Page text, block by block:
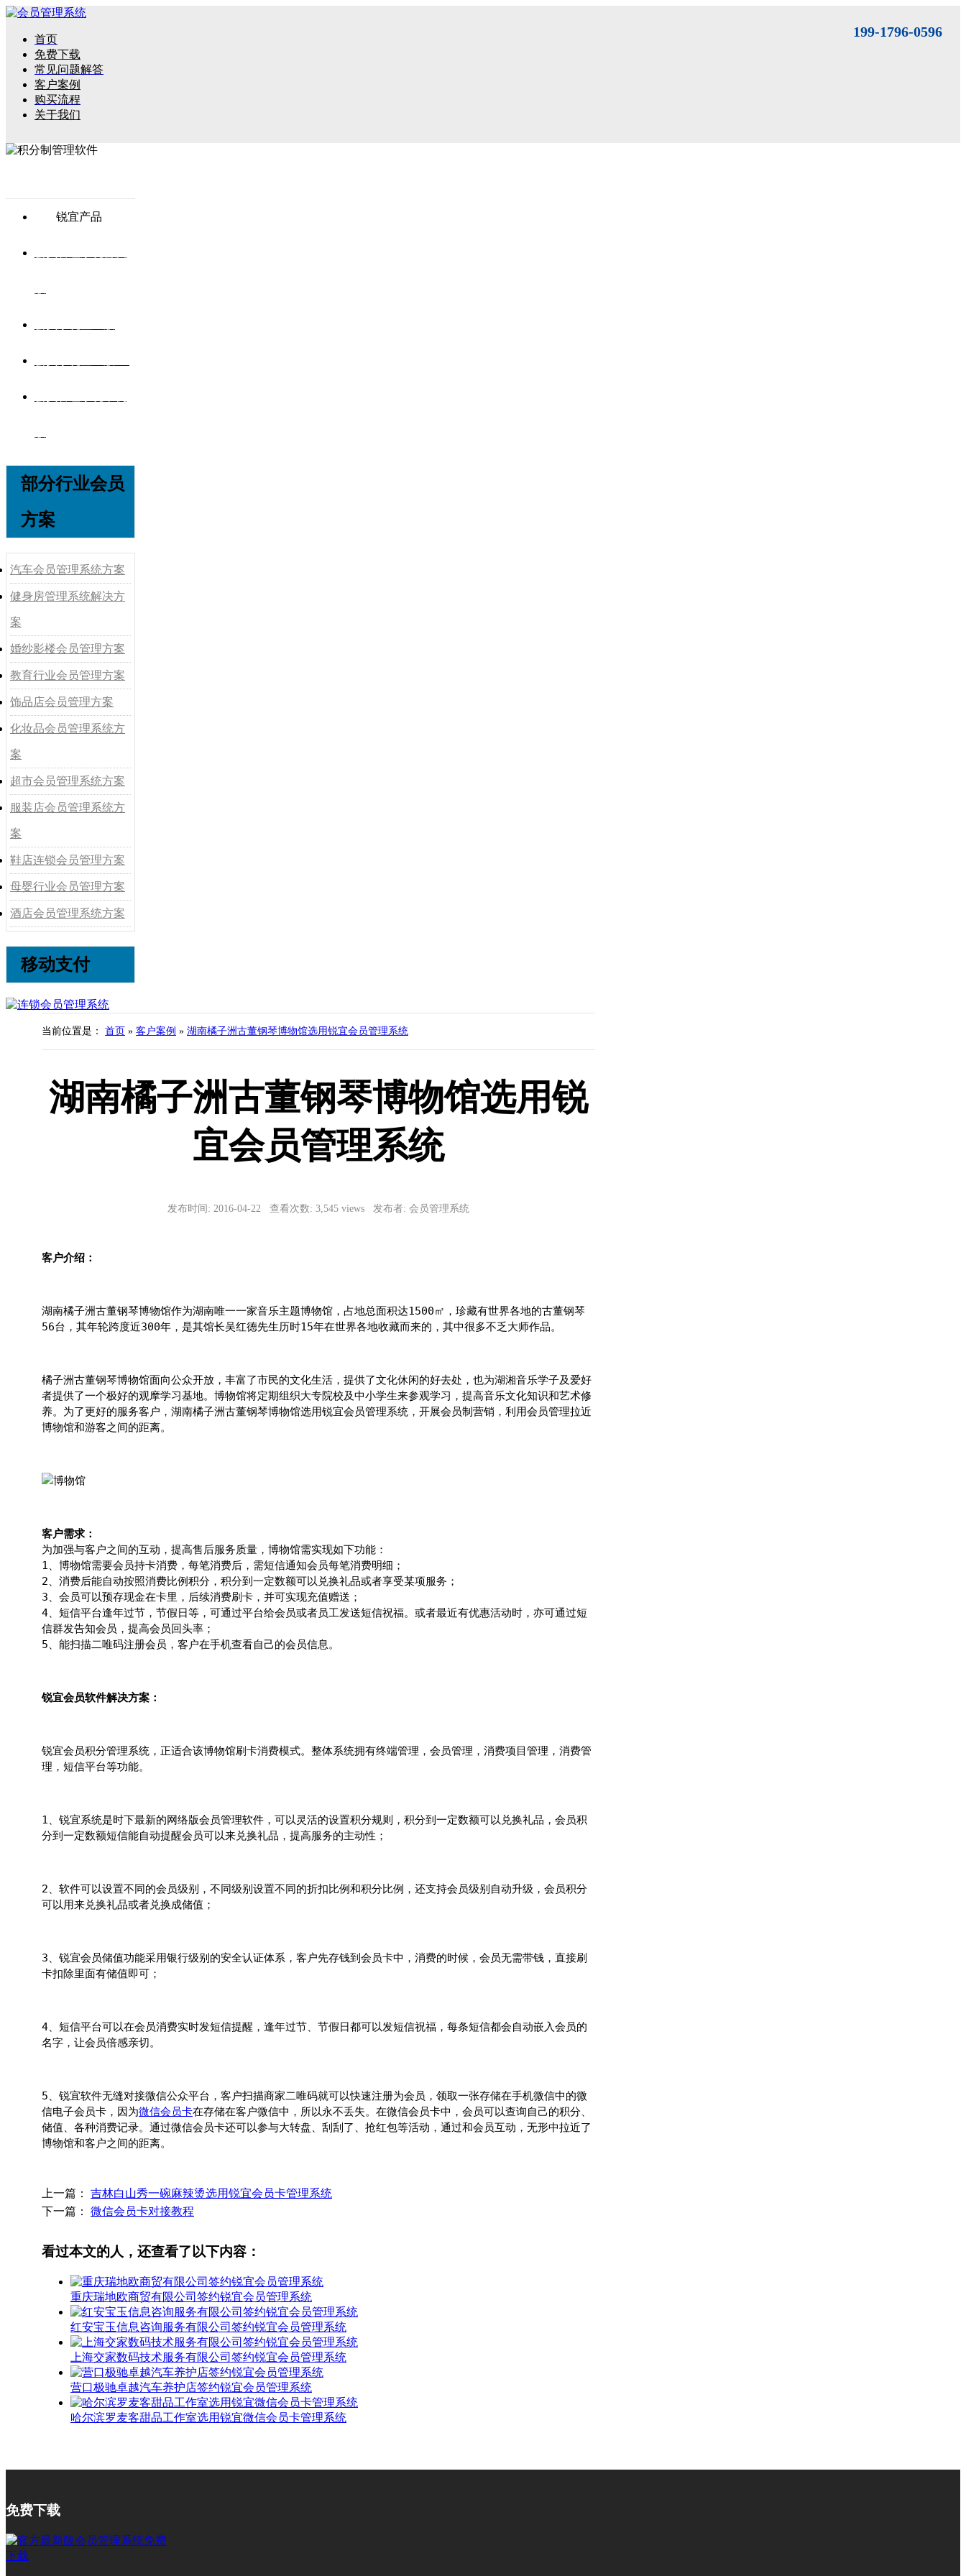
首页
免费下载
常见问题解答
客户案例
购买流程
关于我们
199-1796-0596
锐宜产品
部分行业会员
方案
汽车会员管理系统方案
健身房管理系统解决方
案
婚纱影楼会员管理方案
教育行业会员管理方案
饰品店会员管理方案
化妆品会员管理系统方
案
超市会员管理系统方案
服装店会员管理系统方
案
鞋店连锁会员管理方案
母婴行业会员管理方案
酒店会员管理系统方案
移动支付
当前位置是： 首页 » 客户案例 » 湖南橘子洲古董钢琴博物馆选用锐宜会员管理系统
湖南橘子洲古董钢琴博物馆选用锐
宜会员管理系统
发布时间: 2016-04-22 查看次数: 3,545 views 发布者: 会员管理系统
客户介绍：
湖南橘子洲古董钢琴博物馆作为湖南唯一一家音乐主题博物馆，占地总面积达1500㎡，珍藏有世界各地的古董钢琴
56台，其年轮跨度近300年，是其馆长吴红德先生历时15年在世界各地收藏而来的，其中很多不乏大师作品。
橘子洲古董钢琴博物馆面向公众开放，丰富了市民的文化生活，提供了文化休闲的好去处，也为湖湘音乐学子及爱好
者提供了一个极好的观摩学习基地。博物馆将定期组织大专院校及中小学生来参观学习，提高音乐文化知识和艺术修
养。为了更好的服务客户，湖南橘子洲古董钢琴博物馆选用锐宜会员管理系统，开展会员制营销，利用会员管理拉近
博物馆和游客之间的距离。
客户需求：
为加强与客户之间的互动，提高售后服务质量，博物馆需实现如下功能：
1、博物馆需要会员持卡消费，每笔消费后，需短信通知会员每笔消费明细；
2、消费后能自动按照消费比例积分，积分到一定数额可以兑换礼品或者享受某项服务；
3、会员可以预存现金在卡里，后续消费刷卡，并可实现充值赠送；
4、短信平台逢年过节，节假日等，可通过平台给会员或者员工发送短信祝福。或者最近有优惠活动时，亦可通过短
信群发告知会员，提高会员回头率；
5、能扫描二唯码注册会员，客户在手机查看自己的会员信息。
锐宜会员软件解决方案：
锐宜会员积分管理系统，正适合该博物馆刷卡消费模式。整体系统拥有终端管理，会员管理，消费项目管理，消费管
理，短信平台等功能。
1、锐宜系统是时下最新的网络版会员管理软件，可以灵活的设置积分规则，积分到一定数额可以兑换礼品，会员积
分到一定数额短信能自动提醒会员可以来兑换礼品，提高服务的主动性；
2、软件可以设置不同的会员级别，不同级别设置不同的折扣比例和积分比例，还支持会员级别自动升级，会员积分
可以用来兑换礼品或者兑换成储值；
3、锐宜会员储值功能采用银行级别的安全认证体系，客户先存钱到会员卡中，消费的时候，会员无需带钱，直接刷
卡扣除里面有储值即可；
4、短信平台可以在会员消费实时发短信提醒，逢年过节、节假日都可以发短信祝福，每条短信都会自动嵌入会员的
名字，让会员倍感亲切。
5、锐宜软件无缝对接微信公众平台，客户扫描商家二唯码就可以快速注册为会员，领取一张存储在手机微信中的微
信电子会员卡，因为微信会员卡在存储在客户微信中，所以永不丢失。在微信会员卡中，会员可以查询自己的积分、
储值、各种消费记录。通过微信会员卡还可以参与大转盘、刮刮了、抢红包等活动，通过和会员互动，无形中拉近了
博物馆和客户之间的距离。
上一篇： 吉林白山秀一碗麻辣烫选用锐宜会员卡管理系统
下一篇： 微信会员卡对接教程
看过本文的人，还查看了以下内容：
重庆瑞地欧商贸有限公司签约锐宜会员管理系统
红安宝玉信息咨询服务有限公司签约锐宜会员管理系统
上海交家数码技术服务有限公司签约锐宜会员管理系统
营口极驰卓越汽车养护店签约锐宜会员管理系统
哈尔滨罗麦客甜品工作室选用锐宜微信会员卡管理系统
免费下载